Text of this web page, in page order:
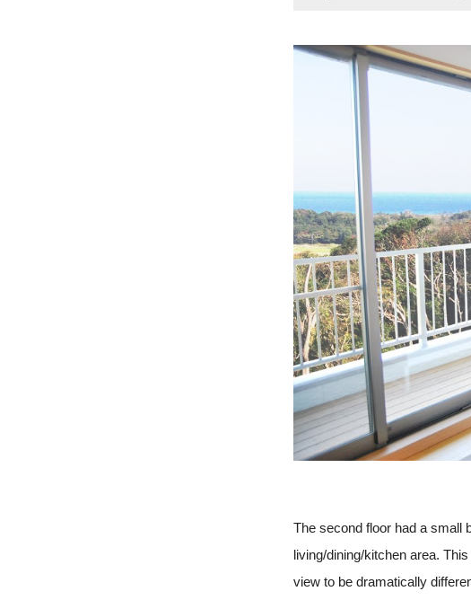
The second floor had a small
living/dining/kitchen area.
view to be dramatically